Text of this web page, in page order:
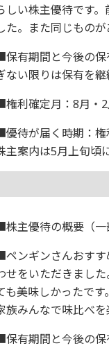
しい株主優待です
た。また同じもの
保有期間と今後の保
ない限りは保有を継
権利確定月：8月・2
優待が届く時期：権
主案内は5月上旬頃
株主優待の概要（一
ペンギンさんおすす
せをいただきまし
も美味しかったです
族みんなで味比べを
保有期間と今後の保